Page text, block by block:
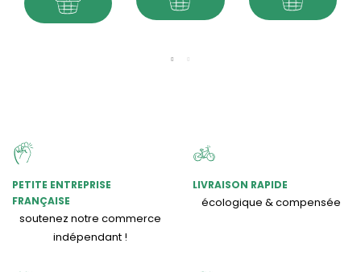
PETITE ENTREPRISE
FRANÇAISE
soutenez notre commerce
indépendant !
LIVRAISON RAPIDE
écologique & compensée